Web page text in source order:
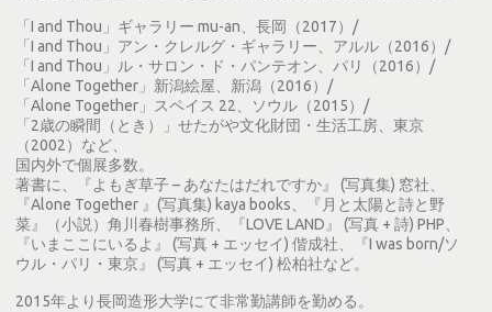
「I and Thou」ギャラリー mu-an、長岡（2017）/
「I and Thou」アン・クレルグ・ギャラリー、アルル（2016）/
「I and Thou」ル・サロン・ド・パンテオン、パリ（2016）/
「Alone Together」新潟絵屋、新潟（2016）/
「Alone Together」スペイス 22、ソウル（2015）/
「2歳の瞬間（とき）」せたがや文化財団・生活工房、東京
（2002）など、
国内外で個展多数。
著書に、『よもぎ草子 – あなたはだれですか』 (写真集) 窓社、
『Alone Together 』(写真集) kaya books、『月と太陽と詩と野
菜』（小説）角川春樹事務所、『LOVE LAND』 (写真 + 詩) PHP、
『いまここにいるよ』 (写真 + エッセイ) 偕成社、『I was born/ソ
ウル・パリ・東京』 (写真 + エッセイ) 松柏社など。
2015年より長岡造形大学にて非常勤講師を勤める。